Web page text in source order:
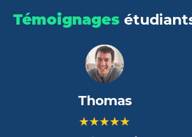
Témoignages
Thomas